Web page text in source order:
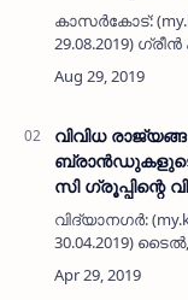
നട്ടുപിടിപ്പിക്കും
കാസര്‍കോട്:
29.08.2019)
തളങ്കര മുസ്ലിം
രംഗത്ത്. ഇതിന്റെ
വിവിധ
ബ്രാന്‍ഡുകളുടെ
സി ഗ്രൂപ്പിന്റെ
വിദ്യാനഗര്‍:
30.04.2019)
മെറ്റീരിയല്‍
ബി സി